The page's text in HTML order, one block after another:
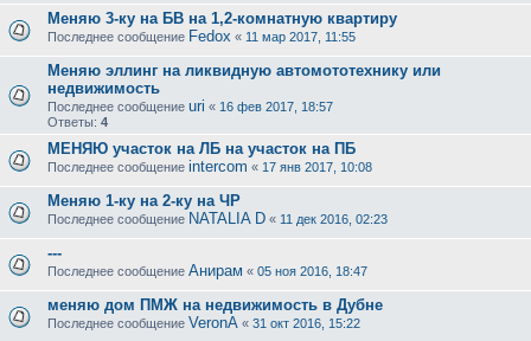
Меняю 3-ку на БВ на 1,2-комнатную квартиру
Последнее сообщение Fedox « 11 мар 2017, 11:55
Меняю эллинг на ликвидную автомототехнику или
недвижимость
Последнее сообщение uri « 16 фев 2017, 18:57
Ответы: 4
МЕНЯЮ участок на ЛБ на участок на ПБ
Последнее сообщение intercom « 17 янв 2017, 10:08
Меняю 1-ку на 2-ку на ЧР
Последнее сообщение NATALIA D « 11 дек 2016, 02:23
---
Последнее сообщение Анирам « 05 ноя 2016, 18:47
меняю дом ПМЖ на недвижимость в Дубне
Последнее сообщение VeronA « 31 окт 2016, 15:22